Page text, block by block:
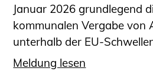
Januar 2026 grundlegend
kommunalen Vergabe von
unterhalb der EU-
Meldung lesen